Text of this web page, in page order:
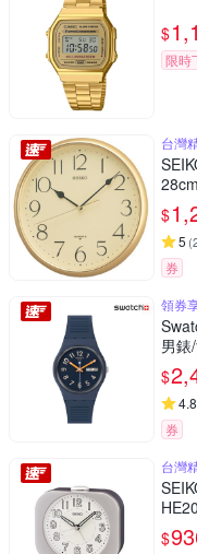
$
限時
台灣
28cm
$
5 (
券
領券
男錶
$
4.8
券
台灣
$